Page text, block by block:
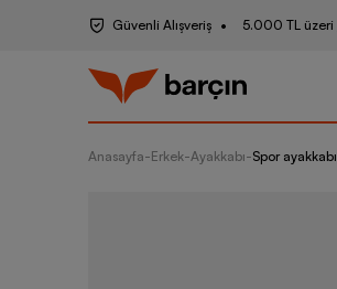
Güvenli Alışveriş 5.000 TL üzeri
Anasayfa-Erkek-Ayakkabı-Spor ayakkabı